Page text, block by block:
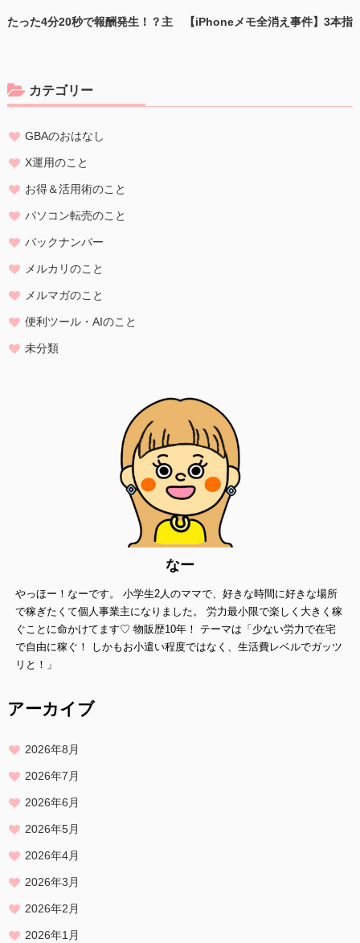
電子メールアドレス、職業、勤務先等、特定の個人を識別し得る情報
をいいます。
個人情報の収集・利用
当方は、以下の目的のため、その範囲内においてのみ、個人情報を収
自発的な提供によるものであり、お客様が個人情報を提供された場合
は、当方が本方針に則って個人情報を 利用することをお客様が許諾し
・新商品の案内などお客様に有益かつ必要と思われる情報の提供
・業務遂行上で必要となる当方からの問い合わせ、確認、および
・各種のお問い合わせ対応
当方は、個人情報の漏洩、滅失、毀損等を防止するために、個人情報
保護管理責任者を設置し、
十分な安全保護に努め、 また、個人情報を正確に、また最新なものに
保つよう、 お預かりした個人情報の適切な管理を行います。
情報内容の照会、修正または削除
当方は、お客様が当社にご提供いただいた個人情報の照会、修正また
ご本人であることを確認させていただいたうえで、合理的な範囲です
みやかに 対応させていただきます。
プライバシーに関する意見・苦情・異議申し立てについて
お客様が、当ウェブサイトで掲示した本方針を守っていないと思われ
よう努めます。
たった4分20秒で報酬発生！？主
【iPhoneメモ全消え事件】3本指
カテゴリー
GBAのおはなし
X運用のこと
お得＆活用術のこと
パソコン転売のこと
バックナンバー
メルカリのこと
メルマガのこと
便利ツール・AIのこと
未分類
なー
やっほー！なーです。 小学生2人のママで、好きな時間に好きな場所
で稼ぎたくて個人事業主になりました。 労力最小限で楽しく大きく稼
ぐことに命かけてます♡ 物販歴10年！ テーマは「少ない労力で在宅
で自由に稼ぐ！ しかもお小遣い程度ではなく、生活費レベルでガッツ
リと！」
アーカイブ
2026年8月
2026年7月
2026年6月
2026年5月
2026年4月
2026年3月
2026年2月
2026年1月